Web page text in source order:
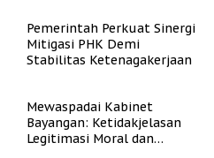
Pemerintah Perkuat Sinergi
Mitigasi PHK Demi
Stabilitas Ketenagakerjaan
Mewaspadai Kabinet
Bayangan: Ketidakjelasan
Legitimasi Moral dan